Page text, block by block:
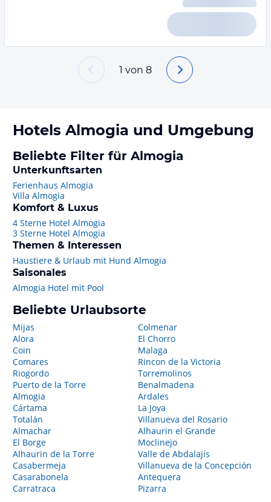
1 von 8
Hotels Almogia und Umgebung
Beliebte Filter für Almogia
Unterkunftsarten
Ferienhaus Almogia
Villa Almogia
Komfort & Luxus
4 Sterne Hotel Almogia
3 Sterne Hotel Almogia
Themen & Interessen
Haustiere & Urlaub mit Hund Almogia
Saisonales
Almogia Hotel mit Pool
Beliebte Urlaubsorte
Mijas
Alora
Coin
Comares
Riogordo
Puerto de la Torre
Almogia
Cártama
Totalán
Almachar
El Borge
Alhaurin de la Torre
Casabermeja
Casarabonela
Carratraca
Colmenar
El Chorro
Malaga
Rincon de la Victoria
Torremolinos
Benalmadena
Ardales
La Joya
Villanueva del Rosario
Alhaurin el Grande
Moclinejo
Valle de Abdalajís
Villanueva de la Concepción
Antequera
Pizarra